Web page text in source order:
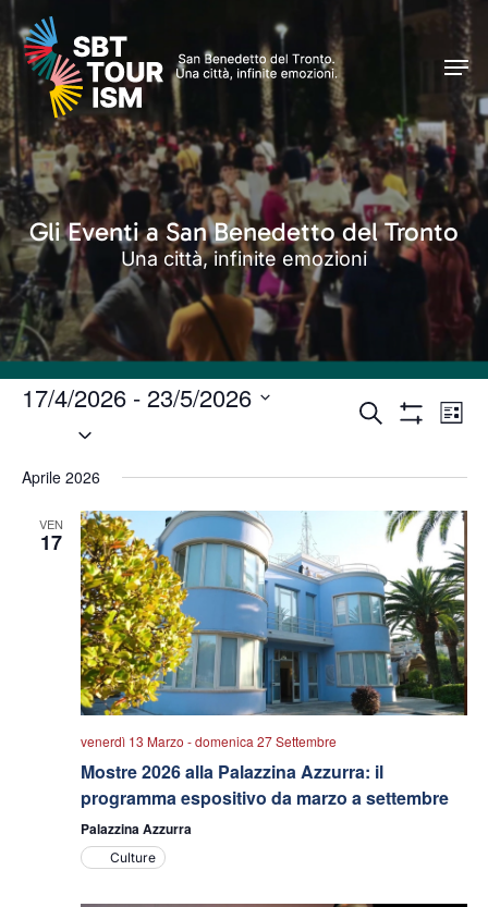
Skip
to
main
content
Gli Eventi a San Benedetto del Tronto
Una città, infinite emozioni
Eventi
e
viste
Cerca Lista
17/4/2026 - 23/5/2026
Seleziona
data.
Aprile 2026
VEN
17
venerdì 13 Marzo -domenica 27 Settembre
Mostre 2026 alla Palazzina Azzurra: il
programma espositivo da marzo a settembre
Palazzina Azzurra
Culture